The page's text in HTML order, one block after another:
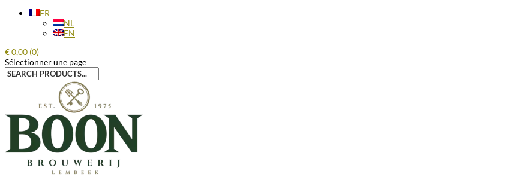
FR
NL
EN
€0,00 (0)
Sélectionner une page
Recherche
pour :